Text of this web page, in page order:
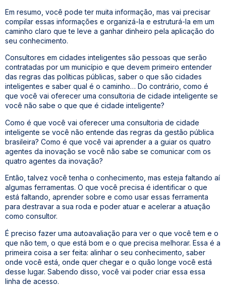
Em resumo, você pode ter muita informação, mas vai precisar
compilar essas informações e organizá-la e estruturá-la em um
caminho claro que te leve a ganhar dinheiro pela aplicação do
seu conhecimento.
Consultores em cidades inteligentes são pessoas que serão
contratadas por um município e que devem primeiro entender
das regras das políticas públicas, saber o que são cidades
inteligentes e saber qual é o caminho… Do contrário, como é
que você vai oferecer uma consultoria de cidade inteligente se
você não sabe o que que é cidade inteligente?
Como é que você vai oferecer uma consultoria de cidade
inteligente se você não entende das regras da gestão pública
brasileira? Como é que você vai aprender a a guiar os quatro
agentes da inovação se você não sabe se comunicar com os
quatro agentes da inovação?
Então, talvez você tenha o conhecimento, mas esteja faltando aí
algumas ferramentas. O que você precisa é identificar o que
está faltando, aprender sobre e como usar essas ferramenta
para destravar a sua roda e poder atuar e acelerar a atuação
como consultor.
É preciso fazer uma autoavaliação para ver o que você tem e o
que não tem, o que está bom e o que precisa melhorar. Essa é a
primeira coisa a ser feita: alinhar o seu conhecimento, saber
onde você está, onde quer chegar e o quão longe você está
desse lugar. Sabendo disso, você vai poder criar essa essa
linha de acesso.